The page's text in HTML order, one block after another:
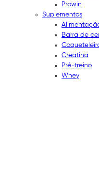
Prowin
Suplementos
Barra de
Creatina
Pré-treino
Whey